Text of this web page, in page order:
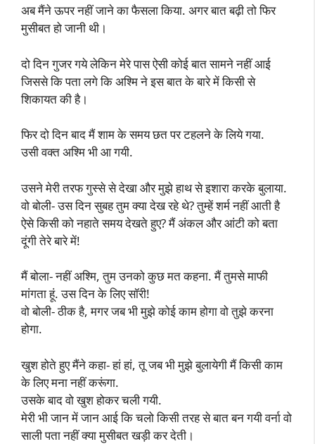
अब मैंने ऊपर नहीं जाने का फैसला किया. अगर बात बढ़ी तो फिर
मुसीबत हो जानी थी।
दो दिन गुजर गये लेकिन मेरे पास ऐसी कोई बात सामने नहीं आई
जिससे कि पता लगे कि अश्मि ने इस बात के बारे में किसी से
शिकायत की है।
फिर दो दिन बाद मैं शाम के समय छत पर टहलने के लिये गया.
उसी वक्त अश्मि भी आ गयी.
उसने मेरी तरफ गुस्से से देखा और मुझे हाथ से इशारा करके बुलाया.
वो बोली- उस दिन सुबह तुम क्या देख रहे थे? तुम्हें शर्म नहीं आती है
ऐसे किसी को नहाते समय देखते हुए? मैं अंकल और आंटी को बता
दूंगी तेरे बारे में!
मैं बोला- नहीं अश्मि, तुम उनको कुछ मत कहना. मैं तुमसे माफी
मांगता हूं. उस दिन के लिए सॉरी!
वो बोली- ठीक है, मगर जब भी मुझे कोई काम होगा वो तुझे करना
होगा.
खुश होते हुए मैंने कहा- हां हां, तू जब भी मुझे बुलायेगी मैं किसी काम
के लिए मना नहीं करूंगा.
उसके बाद वो खुश होकर चली गयी.
मेरी भी जान में जान आई कि चलो किसी तरह से बात बन गयी वर्ना वो
साली पता नहीं क्या मुसीबत खड़ी कर देती।